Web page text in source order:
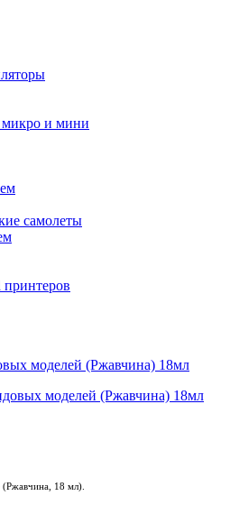
микро и мини
самолеты
принтеров
моделей (Ржавчина) 18мл
(Ржавчина, 18 мл).